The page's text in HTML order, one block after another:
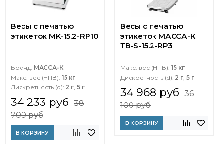
Весы с печатью
этикеток MK-15.2-RP10
Бренд: МАССА-К
Макс. вес (НПВ): 15 кг
Дискретность (d): 2 г, 5 г
34 233 руб 38
700 руб
В КОРЗИНУ
Весы с печатью
этикеток МАССА-К
ТВ-S-15.2-RР3
Макс. вес (НПВ): 15 кг
Дискретность (d): 2 г, 5 г
34 968 руб 36
100 руб
В КОРЗИНУ